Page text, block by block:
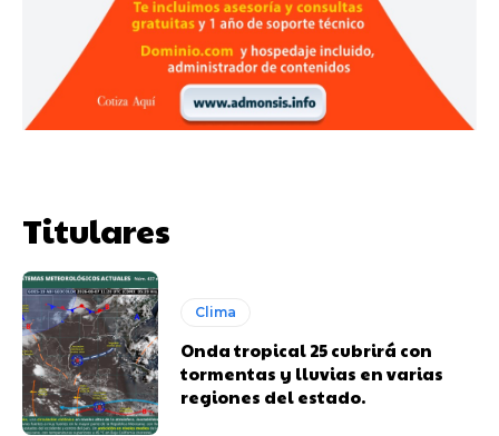
Titulares
Clima
Onda tropical 25 cubrirá con
tormentas y lluvias en varias
regiones del estado.